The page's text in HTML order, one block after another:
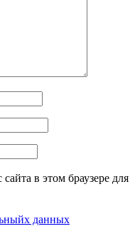
в этом браузере для
данных